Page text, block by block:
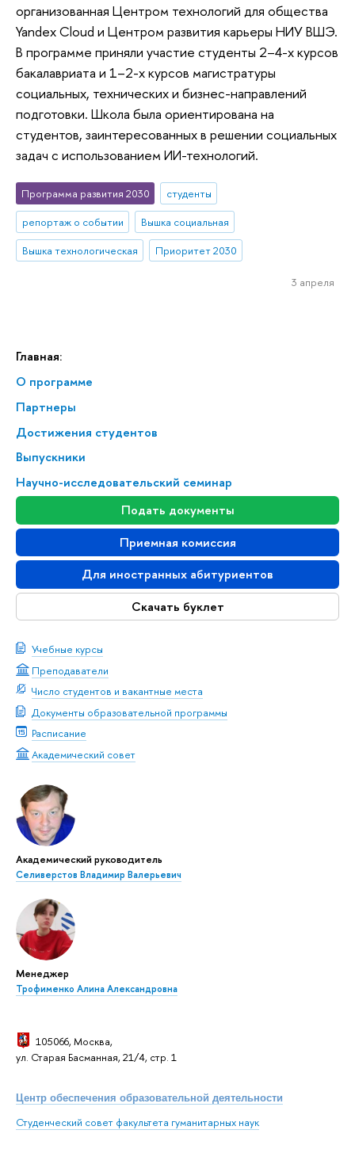
Главная:
О программе
Партнеры
Достижения студентов
Выпускники
Научно-исследовательский семинар
Подать документы
Приемная комиссия
Для иностранных абитуриентов
Скачать буклет
Учебные курсы
Преподаватели
Число студентов и вакантные места
Документы образовательной программы
Расписание
Академический совет
Академический руководитель
Селиверстов Владимир Валерьевич
Менеджер
Трофименко Алина Александровна
105066, Москва,
ул. Старая Басманная, 21/4, стр. 1
Центр обеспечения образовательной деятельности
Студенческий совет факультета гуманитарных наук
организованная Центром технологий для общества
Yandex Cloud и Центром развития карьеры НИУ ВШЭ.
В программе приняли участие студенты 2–4-х курсов
бакалавриата и 1–2-х курсов магистратуры
социальных, технических и бизнес-направлений
подготовки. Школа была ориентирована на
студентов, заинтересованных в решении социальных
задач с использованием ИИ-технологий.
Программа развития 2030
студенты
репортаж о событии
Вышка социальная
Вышка технологическая
Приоритет 2030
3 апреля